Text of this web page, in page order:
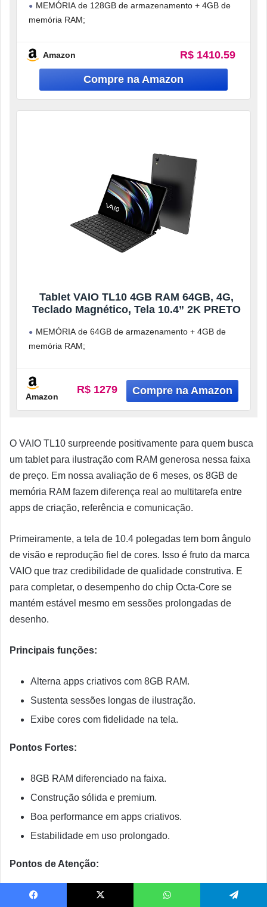
Dual Band – Preto
MEMÓRIA de 128GB de armazenamento + 4GB de
memória RAM;
BATERIA DE 7000 mAh com
Amazon R$ 1410.59
Tablet VAIO TL10 4GB RAM 64GB, 4G,
Teclado Magnético, Tela 10.4” 2K PRETO
MEMÓRIA de 64GB de armazenamento + 4GB de
memória RAM;
BATERIA DE 7000 mAh com
Amazon
R$ 1279
O VAIO TL10 surpreende positivamente para quem busca
um tablet para ilustração com RAM generosa nessa faixa
de preço. Em nossa avaliação de 6 meses, os 8GB de
memória RAM fazem diferença real ao multitarefa entre
apps de criação, referência e comunicação.
Primeiramente, a tela de 10.4 polegadas tem bom ângulo
de visão e reprodução fiel de cores. Isso é fruto da marca
VAIO que traz credibilidade de qualidade construtiva. E
para completar, o desempenho do chip Octa-Core se
mantém estável mesmo em sessões prolongadas de
desenho.
Principais funções:
Alterna apps criativos com 8GB RAM.
Sustenta sessões longas de ilustração.
Exibe cores com fidelidade na tela.
Pontos Fortes:
8GB RAM diferenciado na faixa.
Construção sólida e premium.
Boa performance em apps criativos.
Estabilidade em uso prolongado.
Pontos de Atenção:
Caneta stylus vendida separadamente.